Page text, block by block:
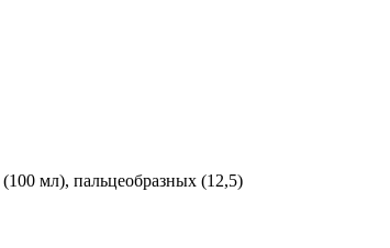
мл), пальцеобразных (12,5)